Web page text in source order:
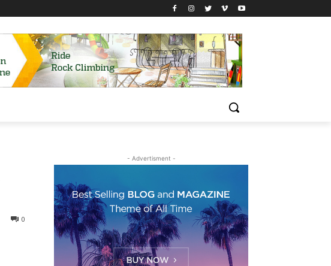
0
- Advertisment -